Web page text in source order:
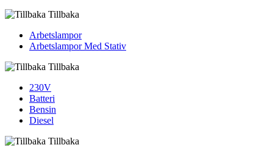
Tillbaka
Arbetslampor
Arbetslampor Med Stativ
Tillbaka
230V
Batteri
Bensin
Diesel
Tillbaka